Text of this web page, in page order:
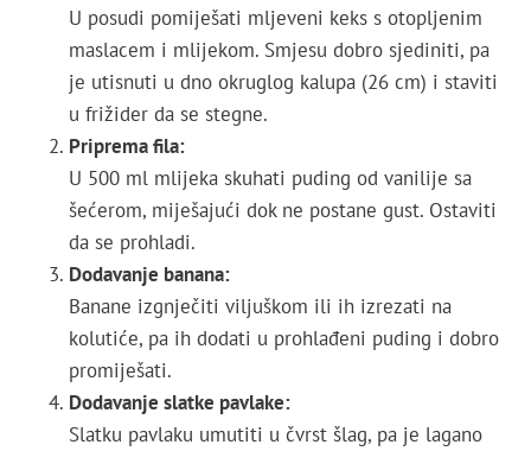
U posudi pomiješati mljeveni keks s otopljenim
maslacem i mlijekom. Smjesu dobro sjediniti, pa
je utisnuti u dno okruglog kalupa (26 cm) i staviti
u frižider da se stegne.
Priprema fila:
U 500 ml mlijeka skuhati puding od vanilije sa
šećerom, miješajući dok ne postane gust. Ostaviti
da se prohladi.
Dodavanje banana:
Banane izgnječiti viljuškom ili ih izrezati na
kolutiće, pa ih dodati u prohlađeni puding i dobro
promiješati.
Dodavanje slatke pavlake:
Slatku pavlaku umutiti u čvrst šlag, pa je lagano